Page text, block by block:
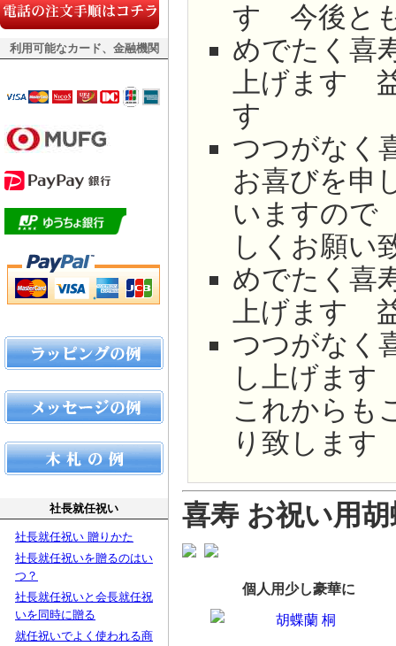
利用可能なカード、金融機関
社長就任祝い
社長就任祝い 贈りかた
社長就任祝いを贈るのはい
つ？
社長就任祝いと会長就任祝
いを同時に贈る
就任祝いでよく使われる商
す 今後と
めでたく喜
上げます
す
つつがなく
お喜びを申
いますので
しくお願い
めでたく喜
上げます
つつがなく
し上げま
これからも
り致します
喜寿 お祝い用
個人用少し豪華に